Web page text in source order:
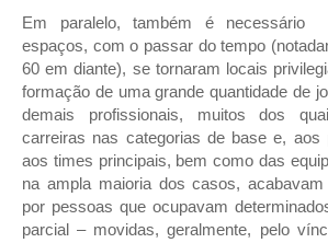
Em paralelo, também é necessário
espaços, com o passar do tempo
60 em diante), se tornaram locais
formação de uma grande quantidade de
demais profissionais, muitos dos
carreiras nas categorias de base e, aos
aos times principais, bem como das
na ampla maioria dos casos,
por pessoas que ocupavam
parcial – movidas, geralmente, pelo